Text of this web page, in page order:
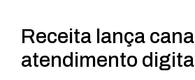
Receita lança
atendimento digital